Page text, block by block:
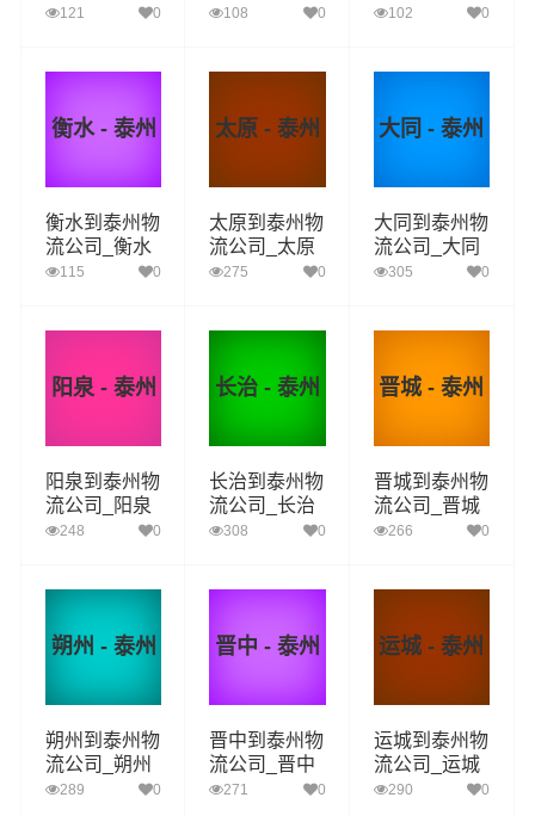
到泰州货运_
121 0
到泰州货运_
108 0
到泰州货运_
102 0
衡水 - 泰州
衡水到泰州物
流公司_衡水
到泰州货运_
115 0
太原 - 泰州
太原到泰州物
流公司_太原
到泰州货运_
275 0
大同 - 泰州
大同到泰州物
流公司_大同
到泰州货运_
305 0
阳泉 - 泰州
阳泉到泰州物
流公司_阳泉
到泰州货运_
248 0
长治 - 泰州
长治到泰州物
流公司_长治
到泰州货运_
308 0
晋城 - 泰州
晋城到泰州物
流公司_晋城
到泰州货运_
266 0
朔州 - 泰州
朔州到泰州物
流公司_朔州
到泰州货运_
289 0
晋中 - 泰州
晋中到泰州物
流公司_晋中
到泰州货运_
271 0
运城 - 泰州
运城到泰州物
流公司_运城
到泰州货运_
290 0